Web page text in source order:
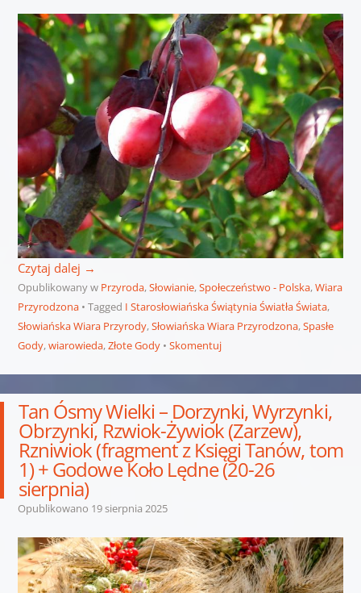
Czytaj dalej →
Opublikowany w Przyroda,Słowianie,Społeczeństwo - Polska,Wiara
Przyrodzona
Tagged I Starosłowiańska Świątynia Światła Świata,
Słowiańska Wiara Przyrody,Słowiańska Wiara Przyrodzona,Spasłe
Gody,wiarowieda,Złote Gody Skomentuj
Tan Ósmy Wielki – Dorzynki, Wyrzynki,
Obrzynki, Rzwiok-Żywiok (Zarzew),
Rzniwiok (fragment z Księgi Tanów, tom
1) + Godowe Koło Lędne (20-26
sierpnia)
Opublikowano 19 sierpnia 2025